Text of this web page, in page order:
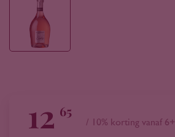
12 65
/ 10% korting vanaf 6+